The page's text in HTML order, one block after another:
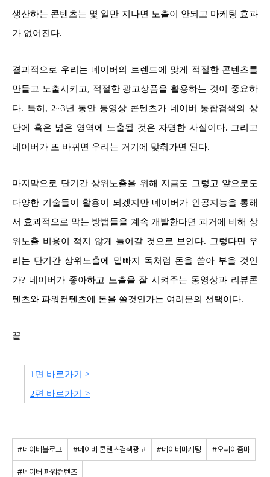
생산하는 콘텐츠는 몇 일만 지나면 노출이 안되고 마케팅 효과
가 없어진다.
결과적으로 우리는 네이버의 트렌드에 맞게 적절한 콘텐츠를
만들고 노출시키고, 적절한 광고상품을 활용하는 것이 중요하
다. 특히, 2~3년 동안 동영상 콘텐츠가 네이버 통합검색의 상
단에 혹은 넓은 영역에 노출될 것은 자명한 사실이다. 그리고
네이버가 또 바뀌면 우리는 거기에 맞춰가면 된다.
마지막으로 단기간 상위노출을 위해 지금도 그렇고 앞으로도
다양한 기술들이 활용이 되겠지만 네이버가 인공지능을 통해
서 효과적으로 막는 방법들을 계속 개발한다면 과거에 비해 상
위노출 비용이 적지 않게 들어갈 것으로 보인다. 그렇다면 우
리는 단기간 상위노출에 밑빠지 독처럼 돈을 쏟아 부을 것인
가? 네이버가 좋아하고 노출을 잘 시켜주는 동영상과 리뷰콘
텐츠와 파워컨텐츠에 돈을 쓸것인가는 여러분의 선택이다.
끝
1편 바로가기 >
2편 바로가기 >
#네이버블로그 #네이버 콘텐츠검색광고 #네이버마케팅 #오씨아줌마
#네이버 파워컨텐츠